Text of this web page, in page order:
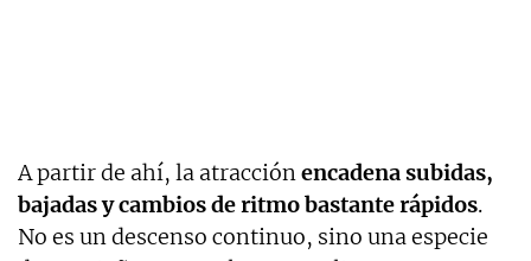
A partir de ahí, la atracciónencadena subidas,
bajadas y cambios de ritmo bastante rápidos.
No es un descenso continuo, sino una especie